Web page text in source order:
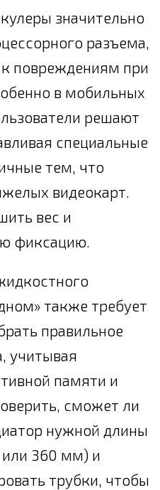
значительно
разъема,
повреждениям при
в мобильных
решают
специальные
тем, что
видеокарт.
вес и
фиксацию.
также требует
правильное
учитывая
памяти и
сможет ли
нужной длины
360 мм) и
трубки, чтобы